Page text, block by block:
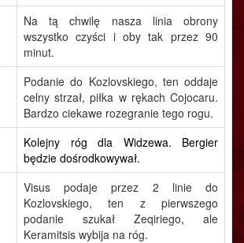
Na tą chwilę nasza linia obrony
wszystko czyści i oby tak przez 90
minut.
Podanie do Kozlovskiego, ten oddaje
celny strzał, piłka w rękach Cojocaru.
Bardzo ciekawe rozegranie tego rogu.
Kolejny róg dla Widzewa. Bergier
będzie dośrodkowywał.
Visus podaje przez 2 linie do
Kozlovskiego, ten z pierwszego
podanie szukał Zeqiriego, ale
Keramitsis wybija na róg.